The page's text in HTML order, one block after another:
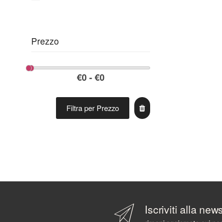
Prezzo
Filtra per Prezzo
Iscriviti alla